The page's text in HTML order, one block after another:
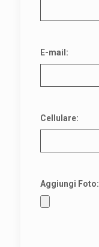
E-mail:
Cellulare:
Aggiungi Foto: